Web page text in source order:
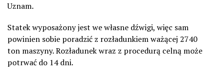
Uznam.
Statek wyposażony jest we własne dźwigi, więc sam
powinien sobie poradzić z rozładunkiem ważącej 2740
ton maszyny. Rozładunek wraz z procedurą celną może
potrwać do 14 dni.